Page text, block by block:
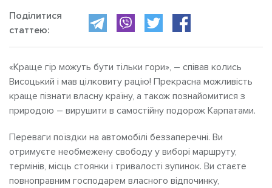
Поділитися
статтею:
«Краще гір можуть бути тільки гори», – співав колись
Висоцький і мав цілковиту рацію! Прекрасна можливість
краще пізнати власну країну, а також познайомитися з
природою – вирушити в самостійну подорож Карпатами.
Переваги поїздки на автомобілі беззаперечні. Ви
отримуєте необмежену свободу у виборі маршруту,
термінів, місць стоянки і тривалості зупинок. Ви стаєте
повноправним господарем власного відпочинку,